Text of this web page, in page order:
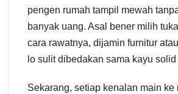
pengen rumah tampil mewah
banyak uang. Asal bener milih
cara rawatnya, dijamin furnitur
lo sulit dibedakan sama kayu solid
Sekarang, setiap kenalan main ke